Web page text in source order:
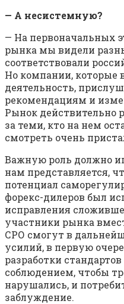
— А несистемную?
— На первоначальных
рынка мы видели
соответствовали
Но компании, которые
деятельность,
рекомендациям и
Рынок действительно
за теми, кто на нем
смотреть очень
Важную роль должно
нам представляется,
потенциал
форекс-дилеров был
исправления
участники рынка
СРО смогут в
усилий, в первую
разработки
соблюдением, чтобы
нарушались, и
заблуждение.